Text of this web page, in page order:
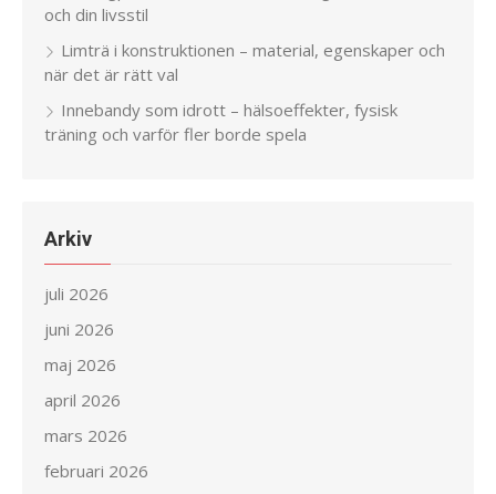
och din livsstil
Limträ i konstruktionen – material, egenskaper och
när det är rätt val
Innebandy som idrott – hälsoeffekter, fysisk
träning och varför fler borde spela
Arkiv
juli 2026
juni 2026
maj 2026
april 2026
mars 2026
februari 2026